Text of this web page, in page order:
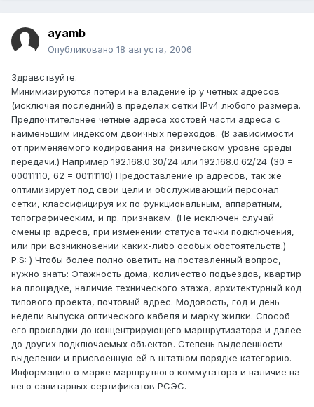
ayamb
Опубликовано 18 августа, 2006
Здравствуйте.
Минимизируются потери на владение ip у четных адресов
(исключая последний) в пределах сетки IPv4 любого размера.
Предпочтительнее четные адреса хостовй части адреса с
наименьшим индексом двоичных переходов. (В зависимости
от применяемого кодирования на физическом уровне среды
передачи.) Например 192.168.0.30/24 или 192.168.0.62/24 (30 =
00011110, 62 = 00111110) Предоставление ip адресов, так же
оптимизирует под свои цели и обслуживающий персонал
сетки, классифицируя их по функциональным, аппаратным,
топографическим, и пр. признакам. (Не исключен случай
смены ip адреса, при изменении статуса точки подключения,
или при возникновении каких-либо особых обстоятельств.)
P.S: ) Чтобы более полно оветить на поставленный вопрос,
нужно знать: Этажность дома, количество подъездов, квартир
на площадке, наличие технического этажа, архитектурный код
типового проекта, почтовый адрес. Модовость, год и день
недели выпуска оптического кабеля и марку жилки. Способ
его прокладки до концентрирующего маршрутизатора и далее
до других подключаемых объектов. Степень выделенности
выделенки и присвоенную ей в штатном порядке категорию.
Информацию о марке маршрутного коммутатора и наличие на
него санитарных сертификатов РСЭС.